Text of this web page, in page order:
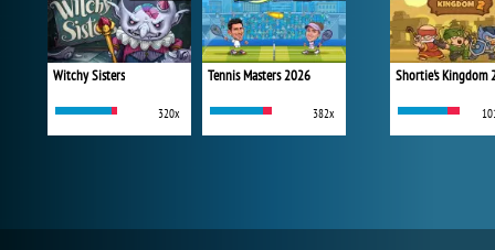
Witchy Sisters
320x
Tennis Masters 2026
382x
Shortie's Kingdom